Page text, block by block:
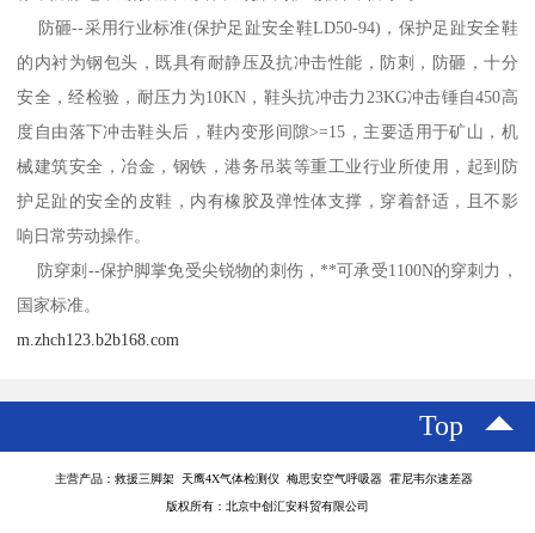
防砸--采用行业标准(保护足趾安全鞋LD50-94)，保护足趾安全鞋
的内衬为钢包头，既具有耐静压及抗冲击性能，防刺，防砸，十分
安全，经检验，耐压力为10KN，鞋头抗冲击力23KG冲击锤自450高
度自由落下冲击鞋头后，鞋内变形间隙>=15，主要适用于矿山，机
械建筑安全，冶金，钢铁，港务吊装等重工业行业所使用，起到防
护足趾的安全的皮鞋，内有橡胶及弹性体支撑，穿着舒适，且不影
响日常劳动操作。
防穿刺--保护脚掌免受尖锐物的刺伤，**可承受1100N的穿刺力，
国家标准。
m.zhch123.b2b168.com
Top
主营产品：救援三脚架 天鹰4X气体检测仪 梅思安空气呼吸器 霍尼韦尔速差器
版权所有：北京中创汇安科贸有限公司